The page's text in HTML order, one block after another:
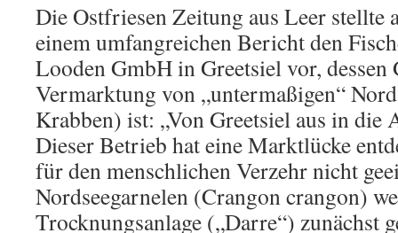
Die Ostfriesen Zeitung aus Leer stellte
einem umfangreichen Bericht den
Looden GmbH in Greetsiel vor, dessen
Vermarktung von „untermaßigen“
Krabben) ist: „Von Greetsiel aus in die
Dieser Betrieb hat eine Marktlücke
für den menschlichen Verzehr nicht
Nordseegarnelen (Crangon crangon)
Trocknungsanlage („Darre“) zunächst